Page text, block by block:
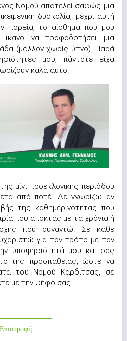
Νομού αποτελεί σαφώς μια
δυσκολία, μέχρι αυτή
πορεία, το αίσθημα που μου
ικανό να τροφοδοτήσει μια
(μάλλον χωρίς ύπνο). Παρά
μου, πάντοτε είχα
καλά αυτό.
μίνι προεκλογικής περιόδου
από ποτέ. Δε γνωρίζω αν
της καθημερινότητας που
που αποκτάς με τα χρόνια ή
που συναντώ. Σε κάθε
για τον τρόπο με τον
υποψηφιότητά μου και σας
της προσπάθειας, ώστε να
του Νομού Καρδίτσας, σε
με την ψήφο σας.
Επιστροφή